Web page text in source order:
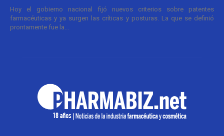
Hoy el gobierno nacional fijó nuevos criterios sobre patentes
farmacéuticas y ya surgen las críticas y posturas. La que se definió
prontamente fue la...